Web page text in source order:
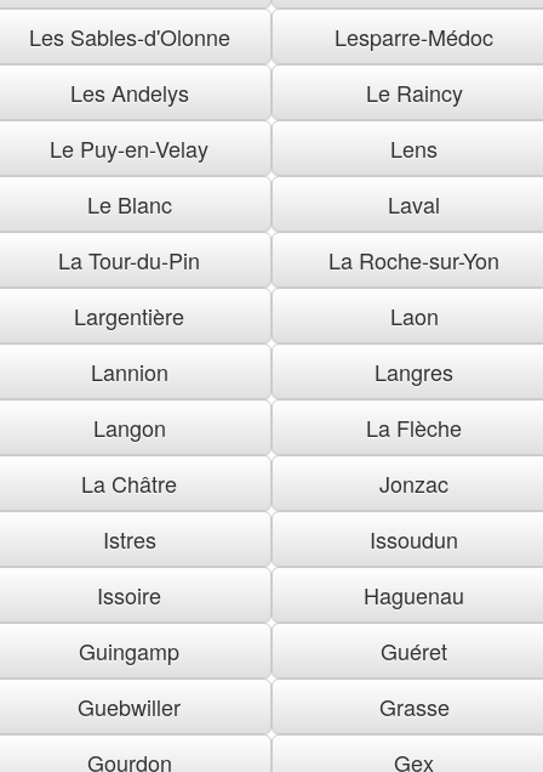
Les Sables-d'Olonne
Lesparre-Médoc
Les Andelys
Le Raincy
Le Puy-en-Velay
Lens
Le Blanc
Laval
La Tour-du-Pin
La Roche-sur-Yon
Largentière
Laon
Lannion
Langres
Langon
La Flèche
La Châtre
Jonzac
Istres
Issoudun
Issoire
Haguenau
Guingamp
Guéret
Guebwiller
Grasse
Gourdon
Gex